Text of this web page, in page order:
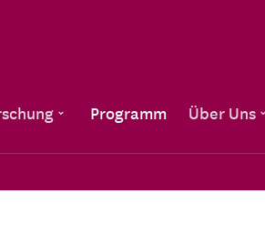
Programm Über Uns